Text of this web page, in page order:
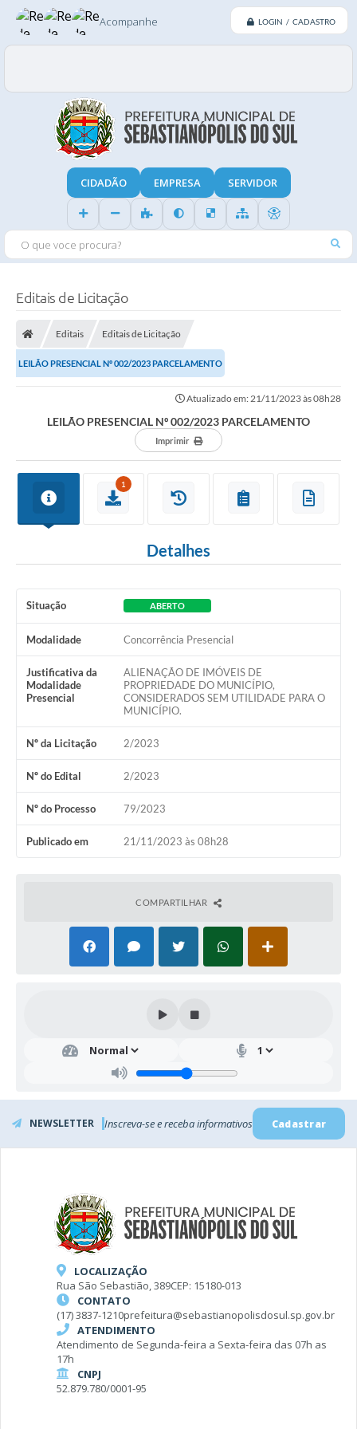
LOGIN / CADASTRO
O QUE VOCE PROCURA?
Acompanhe
CIDADÃO EMPRESA SERVIDOR
Editais de Licitação
Editais Editais de Licitação
LEILÃO PRESENCIAL Nº 002/2023 PARCELAMENTO
Atualizado em: 21/11/2023 às 08h28
LEILÃO PRESENCIAL Nº 002/2023 PARCELAMENTO
Imprimir
1
Detalhes
Situação ABERTO
Modalidade Concorrência Presencial
Justificativa da
Modalidade
Presencial
ALIENAÇÃO DE IMÓVEIS DE
PROPRIEDADE DO MUNICÍPIO,
CONSIDERADOS SEM UTILIDADE PARA O
MUNICÍPIO.
Nº da Licitação 2/2023
Nº do Edital 2/2023
Nº do Processo 79/2023
Publicado em 21/11/2023 às 08h28
COMPARTILHAR
NEWSLETTER Inscreva-se e receba informativos Cadastrar
LOCALIZAÇÃO
Rua São Sebastião, 389CEP: 15180-013
CONTATO
(17) 3837-1210prefeitura@sebastianopolisdosul.sp.gov.br
ATENDIMENTO
Atendimento de Segunda-feira a Sexta-feira das 07h as
17h
CNPJ
52.879.780/0001-95